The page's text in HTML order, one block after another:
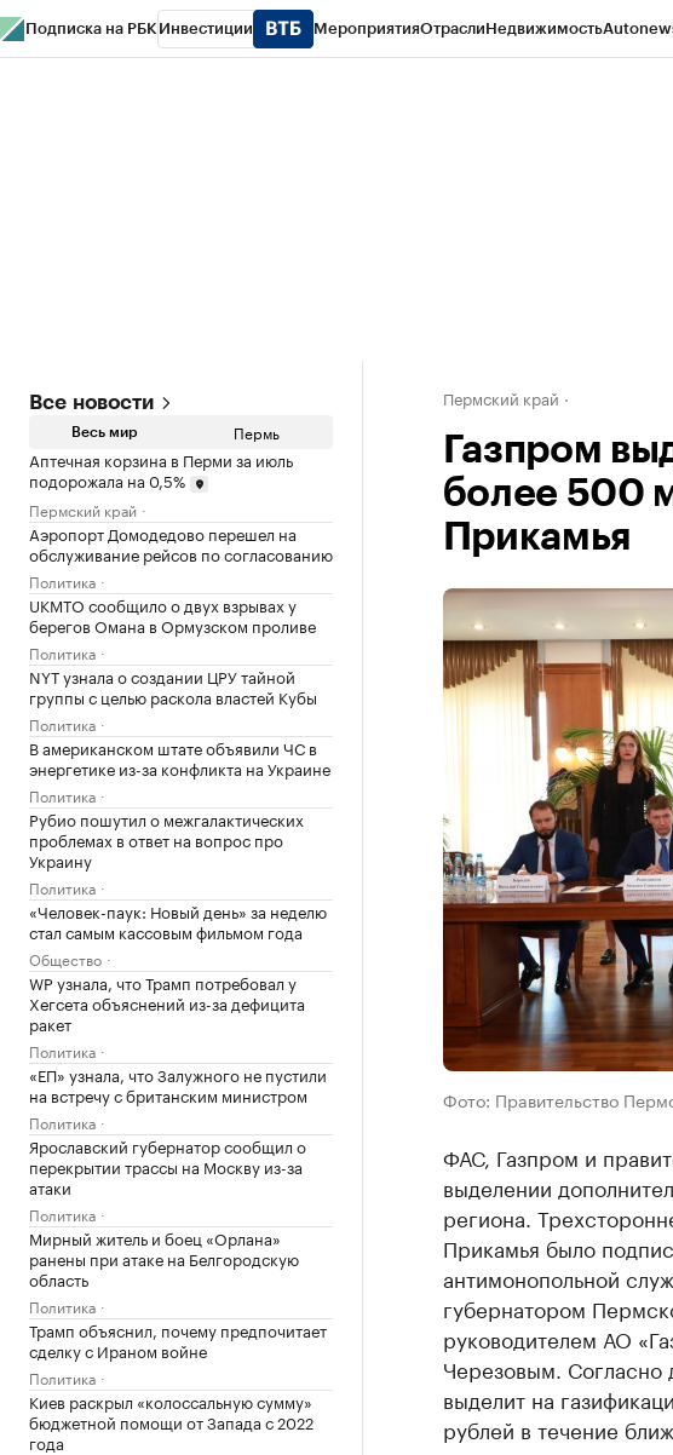
Подписка на РБК Инвестиции МероприятияОтраслиНедвижимость
Все новости
Весь мир Пермь
Аптечная корзина в Перми за июль
подорожала на 0,5%
Пермский край
Аэропорт Домодедово перешел на
обслуживание рейсов по согласованию
Политика
UKMTO сообщило о двух взрывах у
берегов Омана в Ормузском проливе
Политика
NYT узнала о создании ЦРУ тайной
группы с целью раскола властей Кубы
Политика
В американском штате объявили ЧС в
энергетике из-за конфликта на Украине
Политика
Рубио пошутил о межгалактических
проблемах в ответ на вопрос про
Украину
Политика
«Человек-паук: Новый день» за неделю
стал самым кассовым фильмом года
Общество
WP узнала, что Трамп потребовал у
Хегсета объяснений из-за дефицита
ракет
Политика
«ЕП» узнала, что Залужного не пустили
на встречу с британским министром
Политика
Ярославский губернатор сообщил о
перекрытии трассы на Москву из-за
атаки
Политика
Мирный житель и боец «Орлана»
ранены при атаке на Белгородскую
область
Политика
Трамп объяснил, почему предпочитает
сделку с Ираном войне
Политика
Киев раскрыл «колоссальную сумму»
бюджетной помощи от Запада с 2022
года
Пермский край
Газпром
более 500
Прикамья
Фото: Правительство
ФАС, Газпром и
выделении
региона.
Прикамья было
антимонопольной
губернатором
руководителем АО
Черезовым. Согласно
выделит на
рублей в течение